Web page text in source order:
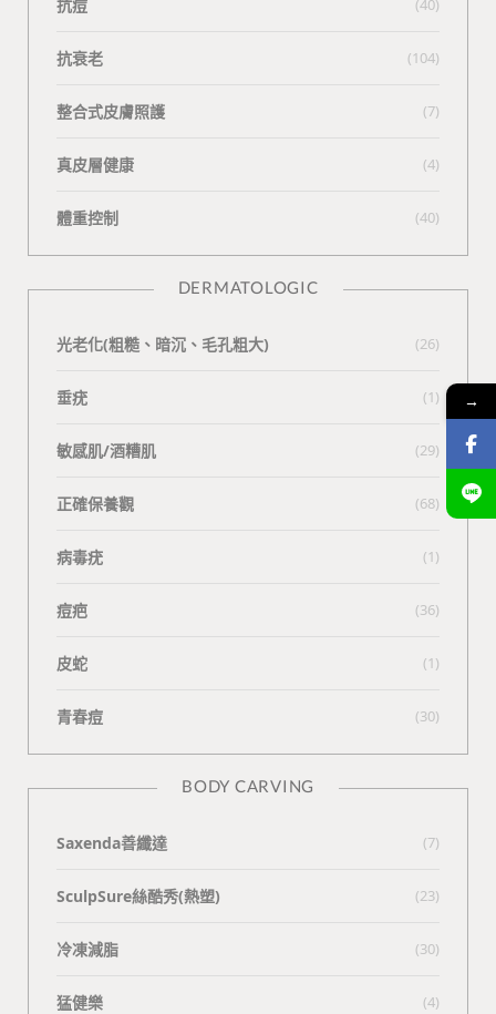
抗痘
抗衰老 (104)
整合式皮膚照護 (7)
真皮層健康 (4)
體重控制 (40)
DERMATOLOGIC
光老化(粗糙、暗沉、毛孔粗大) (26)
垂疣 (1)
敏感肌/酒糟肌 (29)
正確保養觀 (68)
病毒疣 (1)
痘疤 (36)
皮蛇 (1)
青春痘 (30)
BODY CARVING
Saxenda善纖達 (7)
SculpSure絲酷秀(熱塑) (23)
冷凍減脂 (30)
猛健樂 (4)
→